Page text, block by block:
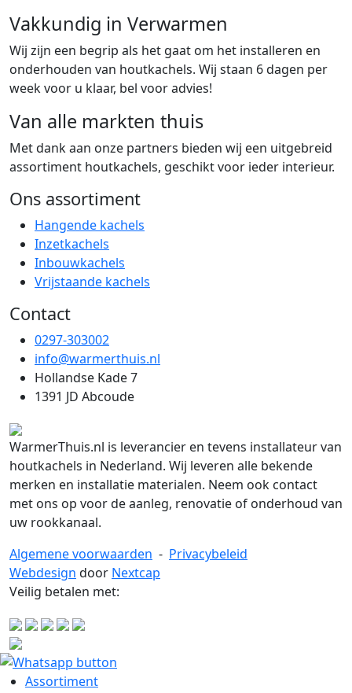
Vakkundig in Verwarmen
Wij zijn een begrip als het gaat om het installeren en
onderhouden van houtkachels. Wij staan 6 dagen per
week voor u klaar, bel voor advies!
Van alle markten thuis
Met dank aan onze partners bieden wij een uitgebreid
assortiment houtkachels, geschikt voor ieder interieur.
Ons assortiment
Hangende kachels
Inzetkachels
Inbouwkachels
Vrijstaande kachels
Contact
0297-303002
info@warmerthuis.nl
Hollandse Kade 7
1391 JD Abcoude
WarmerThuis.nl is leverancier en tevens installateur van
houtkachels in Nederland. Wij leveren alle bekende
merken en installatie materialen. Neem ook contact
met ons op voor de aanleg, renovatie of onderhoud van
uw rookkanaal.
Algemene voorwaarden - Privacybeleid
Webdesign door Nextcap
Veilig betalen met:
Assortiment